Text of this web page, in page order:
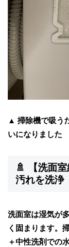
▲ 掃除機で吸う
いになりました
🚿 【洗面
汚れを洗浄
洗面室は湿気が
く固まります。
＋中性洗剤での